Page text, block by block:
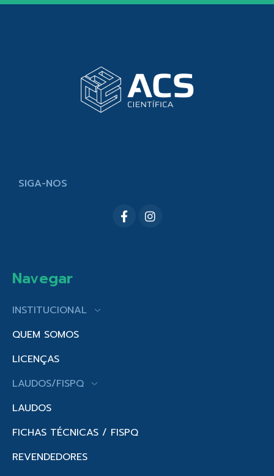
SIGA-NOS
Navegar
INSTITUCIONAL
QUEM SOMOS
LICENÇAS
LAUDOS/FISPQ
LAUDOS
FICHAS TÉCNICAS / FISPQ
REVENDEDORES